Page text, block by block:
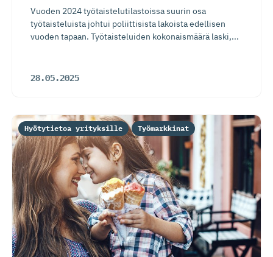
Vuoden 2024 työtaistelutilastoissa suurin osa
työtaisteluista johtui poliittisista lakoista edellisen
vuoden tapaan. Työtaisteluiden kokonaismäärä laski,...
28.05.2025
Hyötytietoa yrityksille Työmarkkinat